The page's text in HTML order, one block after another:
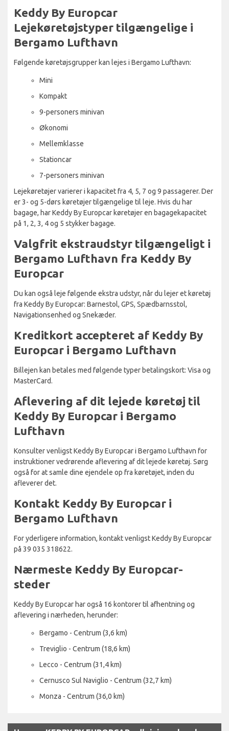
Keddy By Europcar
Lejekøretøjstyper tilgængelige i
Bergamo Lufthavn
Følgende køretøjsgrupper kan lejes i Bergamo Lufthavn:
Mini
Kompakt
9-personers minivan
Økonomi
Mellemklasse
Stationcar
7-personers minivan
Lejekøretøjer varierer i kapacitet fra 4, 5, 7 og 9 passagerer. Der
er 3- og 5-dørs køretøjer tilgængelige til leje. Hvis du har
bagage, har Keddy By Europcar køretøjer en bagagekapacitet
på 1, 2, 3, 4 og 5 stykker bagage.
Valgfrit ekstraudstyr tilgængeligt i
Bergamo Lufthavn fra Keddy By
Europcar
Du kan også leje følgende ekstra udstyr, når du lejer et køretøj
fra Keddy By Europcar: Barnestol, GPS, Spædbarnsstol,
Navigationsenhed og Snekæder.
Kreditkort accepteret af Keddy By
Europcar i Bergamo Lufthavn
Billejen kan betales med følgende typer betalingskort: Visa og
MasterCard.
Aflevering af dit lejede køretøj til
Keddy By Europcar i Bergamo
Lufthavn
Konsulter venligst Keddy By Europcar i Bergamo Lufthavn for
instruktioner vedrørende aflevering af dit lejede køretøj. Sørg
også for at samle dine ejendele op fra køretøjet, inden du
afleverer det.
Kontakt Keddy By Europcar i
Bergamo Lufthavn
For yderligere information, kontakt venligst Keddy By Europcar
på 39 035 318622.
Nærmeste Keddy By Europcar-
steder
Keddy By Europcar har også 16 kontorer til afhentning og
aflevering i nærheden, herunder:
Bergamo - Centrum (3,6 km)
Treviglio - Centrum (18,6 km)
Lecco - Centrum (31,4 km)
Cernusco Sul Naviglio - Centrum (32,7 km)
Monza - Centrum (36,0 km)